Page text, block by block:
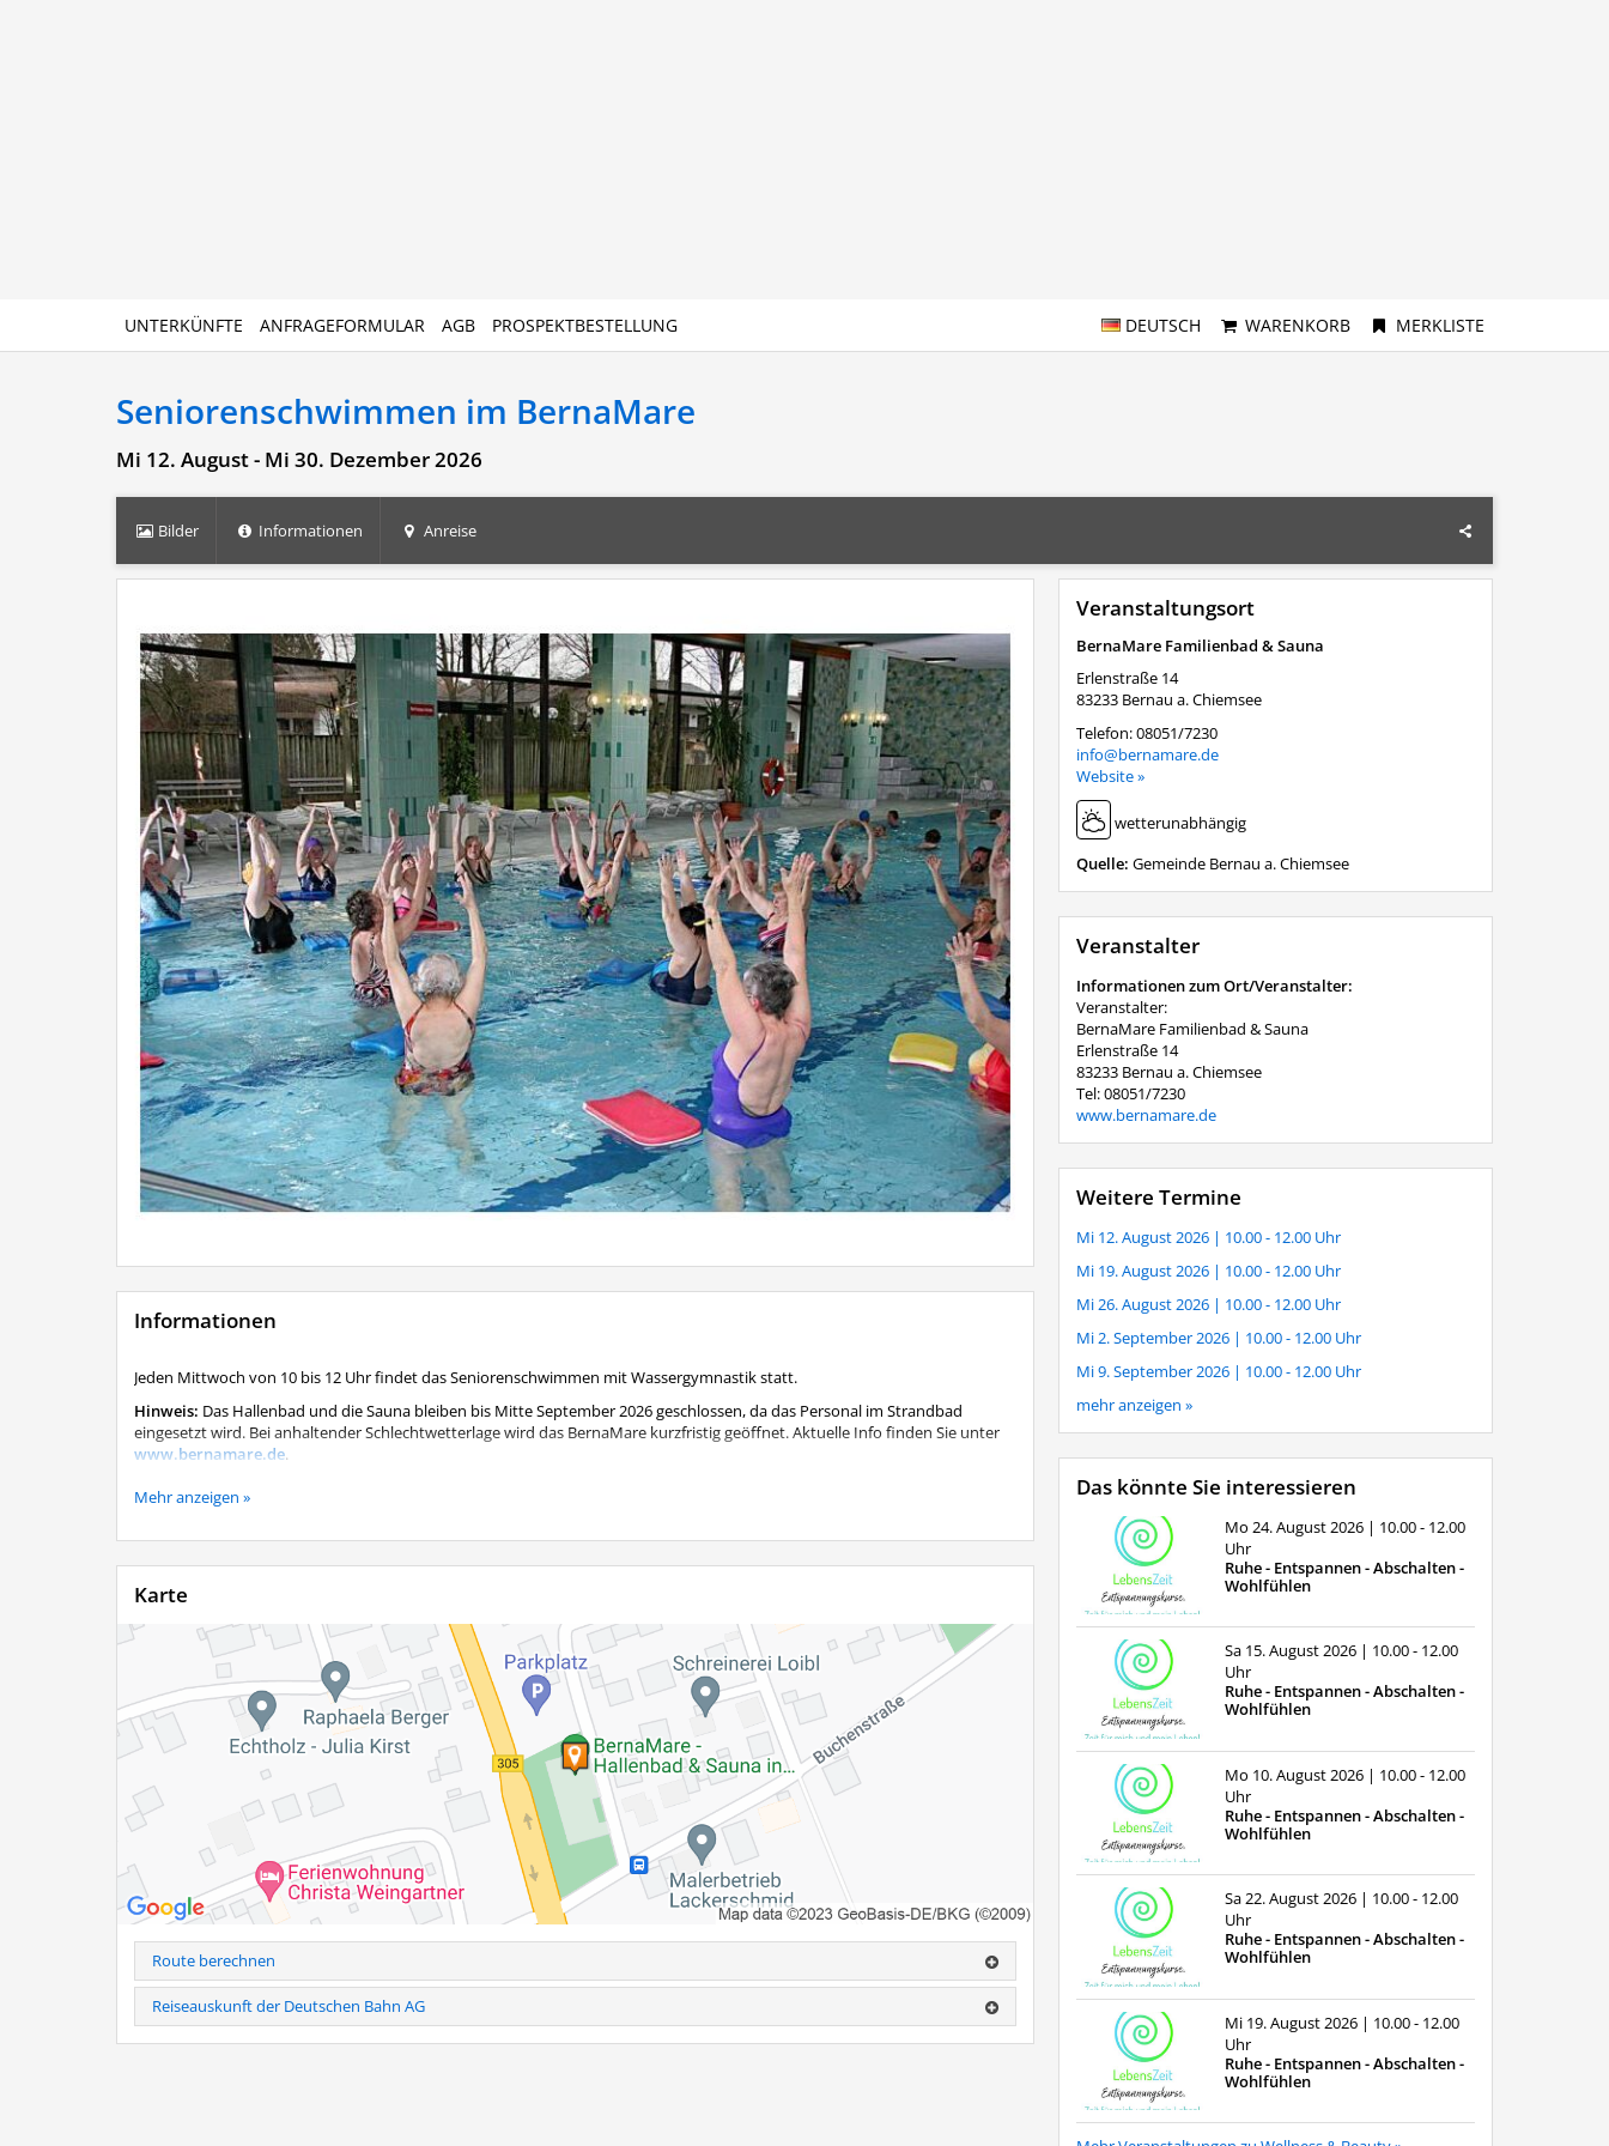
DEUTSCH WARENKORB MERKLISTE
UNTERKÜNFTE ANFRAGEFORMULAR AGB PROSPEKTBESTELLUNG
Seniorenschwimmen im BernaMare
Mi 12. August - Mi 30. Dezember 2026
Bilder Informationen Anreise
Informationen
Jeden Mittwoch von 10 bis 12 Uhr findet das Seniorenschwimmen mit Wassergymnastik statt.
Hinweis: Das Hallenbad und die Sauna bleiben bis Mitte September 2026 geschlossen, da das Personal im Strandbad
eingesetzt wird. Bei anhaltender Schlechtwetterlage wird das BernaMare kurzfristig geöffnet. Aktuelle Info finden Sie unter
www.bernamare.de.
Das Seniorenschwimmen findet trotz der Schließung jeden Mittwoch wie gewohnt statt.
Mehr anzeigen »
Karte
Route berechnen
Reiseauskunft der Deutschen Bahn AG
Veranstaltungsort
BernaMare Familienbad & Sauna
Erlenstraße 14
83233 Bernau a. Chiemsee
Telefon:08051/7230
info@bernamare.de
Website »
wetterunabhängig
Quelle: Gemeinde Bernau a. Chiemsee
Veranstalter
Informationen zum Ort/Veranstalter:
Veranstalter:
BernaMare Familienbad & Sauna
Erlenstraße 14
83233 Bernau a. Chiemsee
Tel: 08051/7230
www.bernamare.de
Weitere Termine
Mi 12. August 2026 | 10.00 - 12.00 Uhr
Mi 19. August 2026 | 10.00 - 12.00 Uhr
Mi 26. August 2026 | 10.00 - 12.00 Uhr
Mi 2. September 2026 | 10.00 - 12.00 Uhr
Mi 9. September 2026 | 10.00 - 12.00 Uhr
mehr anzeigen »
Das könnte Sie interessieren
Mo 24. August 2026 | 10.00 - 12.00
Uhr
Ruhe - Entspannen - Abschalten -
Wohlfühlen
Sa 15. August 2026 | 10.00 - 12.00
Uhr
Ruhe - Entspannen - Abschalten -
Wohlfühlen
Mo 10. August 2026 | 10.00 - 12.00
Uhr
Ruhe - Entspannen - Abschalten -
Wohlfühlen
Sa 22. August 2026 | 10.00 - 12.00
Uhr
Ruhe - Entspannen - Abschalten -
Wohlfühlen
Mi 19. August 2026 | 10.00 - 12.00
Uhr
Ruhe - Entspannen - Abschalten -
Wohlfühlen